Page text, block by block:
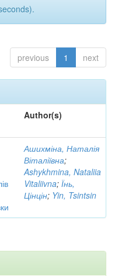
previous 1 next
Author(s)
Ашихміна, Наталія
Віталіївна;
Ashykhmina, Nataliia
Vitaliivna; Їнь,
Цінцін; Yin, Tsintsin